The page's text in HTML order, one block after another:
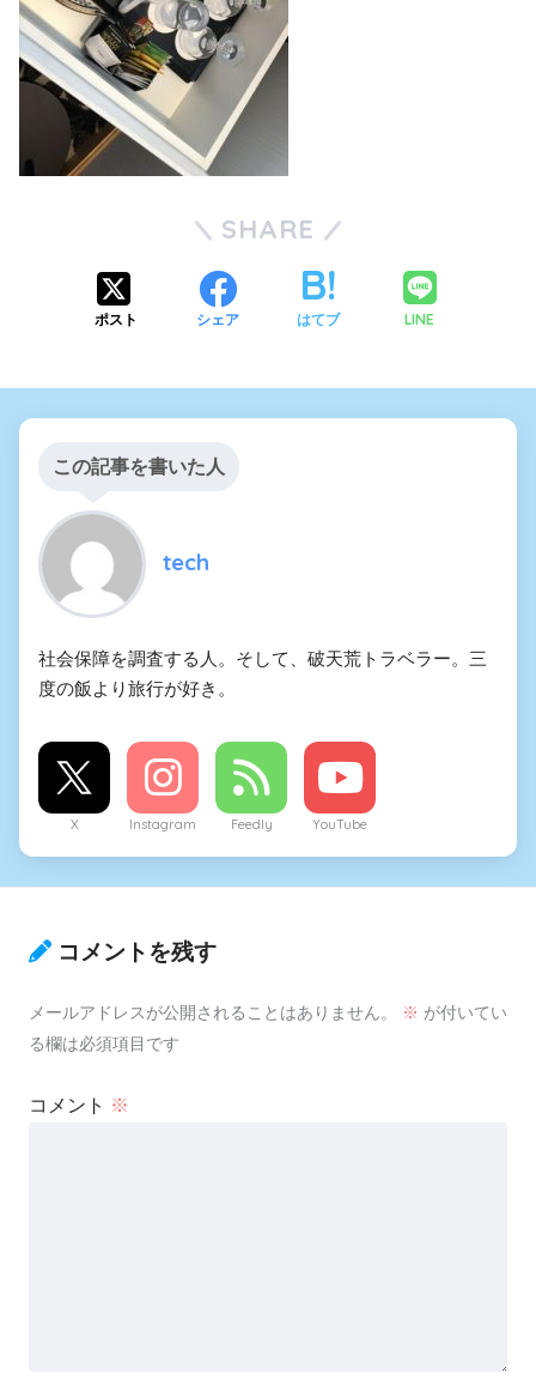
SHARE
ポスト シェア はてブ LINE
この記事を書いた人
tech
社会保障を調査する人。そして、破天荒トラベラー。三
度の飯より旅行が好き。
X Instagram Feedly YouTube
コメントを残す
メールアドレスが公開されることはありません。 ※ が付いてい
る欄は必須項目です
コメント ※